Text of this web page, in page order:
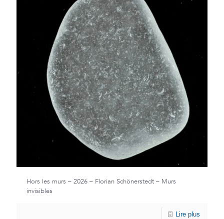
Hors les murs – 2026 – Florian Schönerstedt – Murs
invisibles
Lire plus